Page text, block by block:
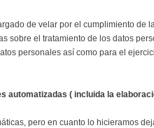
de velar por el cumplimiento de
sobre el tratamiento de los datos
personales así como para el
automatizadas ( incluida la
pero en cuanto lo hicieramos